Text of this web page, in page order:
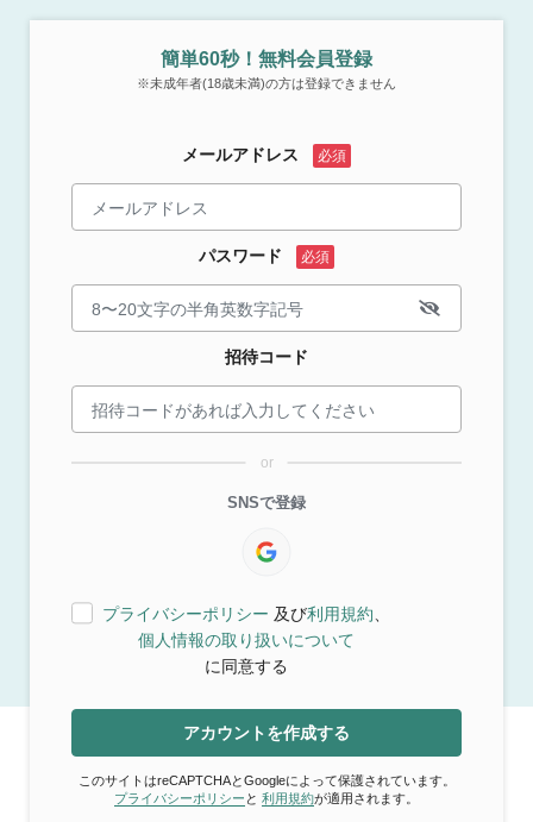
簡単60秒！無料会員登録
※未成年者(18歳未満)の方は登録できません
メールアドレス
パスワード
招待コード
or
SNSで登録
プライバシーポリシー 及び利用規約
個人情報の取り扱いについて
に同意する
アカウントを作成する
このサイトはreCAPTCHAとGoogleによって保護されています。
プライバシーポリシー と 利用規約が適用されます。